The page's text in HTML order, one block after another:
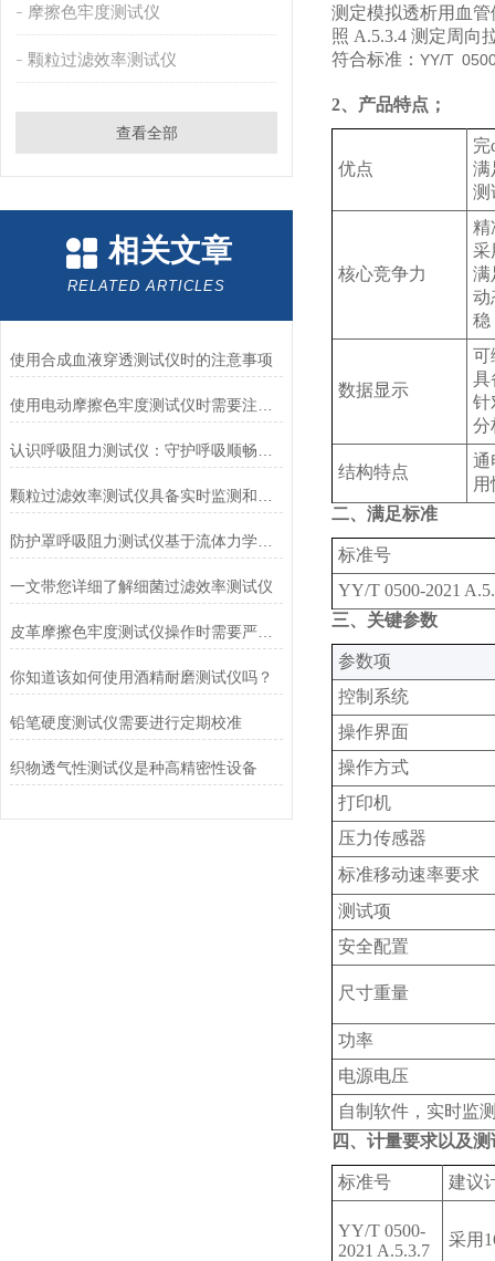
摩擦色牢度测试仪
颗粒过滤效率测试仪
查看全部
相关文章
RELATED ARTICLES
使用合成血液穿透测试仪时的注意事项
防护罩呼吸阻力测试仪基于流体力学与压力传感技术
一文带您详细了解细菌过滤效率测试仪
皮革摩擦色牢度测试仪操作时需要严格遵循规程
你知道该如何使用酒精耐磨测试仪吗？
铅笔硬度测试仪需要进行定期校准
织物透气性测试仪是种高精密性设备
测定模拟透析用血
照 A.5.3.4 测定周向
符合标准： YY/T
2、产品特点；
优点
完
满
测
核心竞争力
满
动
稳
数据显示
可
具
针
分
结构特点
通
二、满足标准
标准号
YY/T 0500-2021
三、关键参数
‌参数项‌
控制系统
操作界面
操作方式
打印机
压力传感器
标准移动速率要求
测试项
安全配置
尺寸重量
功率
电源电压
自制软件，实时监
四、计量要求以及
标准号 建议
YY/T 0500-
2021 A.5.3.7
采用